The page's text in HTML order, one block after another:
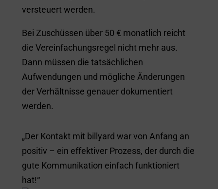
versteuert werden.
Bei Zuschüssen über 50 € monatlich reicht
die Vereinfachungsregel nicht mehr aus.
Dann müssen die tatsächlichen
Aufwendungen und mögliche Änderungen
der Verhältnisse genauer dokumentiert
werden.
„Der Kontakt mit billyard war von Anfang an
positiv – ein effektiver Prozess, der durch die
gute Kommunikation einfach funktioniert
hat!“